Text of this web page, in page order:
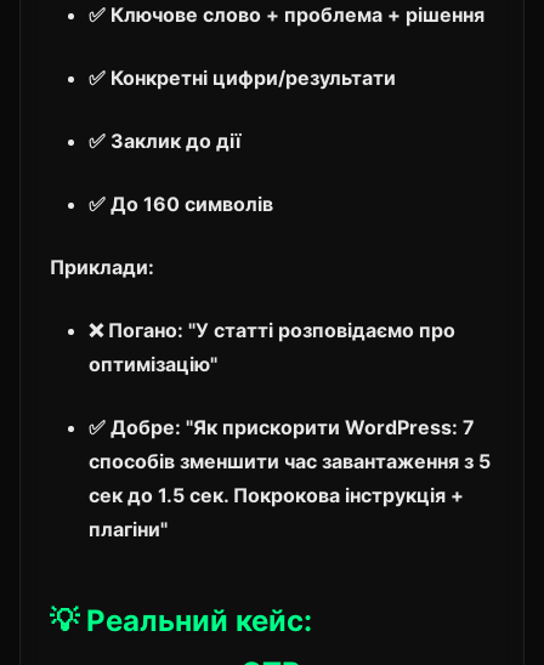
✅ Ключове слово + проблема + рішення
✅ Конкретні цифри/результати
✅ Заклик до дії
✅ До 160 символів
Приклади:
❌ Погано: "У статті розповідаємо про
оптимізацію"
✅ Добре: "Як прискорити WordPress: 7
способів зменшити час завантаження з 5
сек до 1.5 сек. Покрокова інструкція +
плагіни"
💡 Реальний кейс: